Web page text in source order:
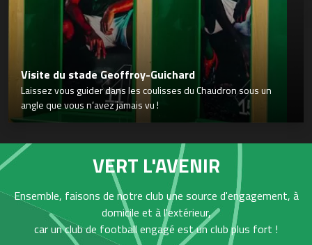
Visite du stade Geoffroy-Guichard
Laissez vous guider dans les coulisses du Chaudron sous un
angle que vous n’avez jamais vu !
VERT L'AVENIR
Ensemble, faisons de notre club une source d'engagement, à
domicile et à l'extérieur,
car un club de football engagé est un club plus fort !